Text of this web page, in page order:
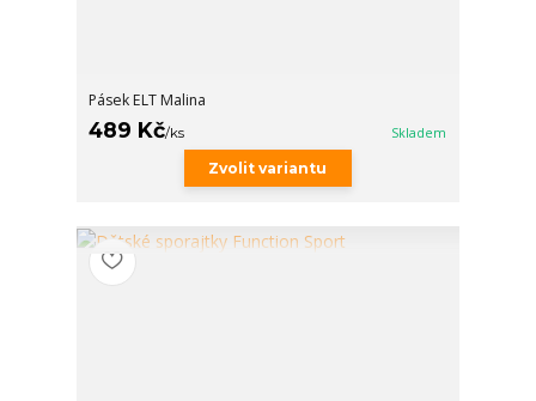
Pásek ELT Malina
489 Kč/ks Skladem
Zvolit variantu